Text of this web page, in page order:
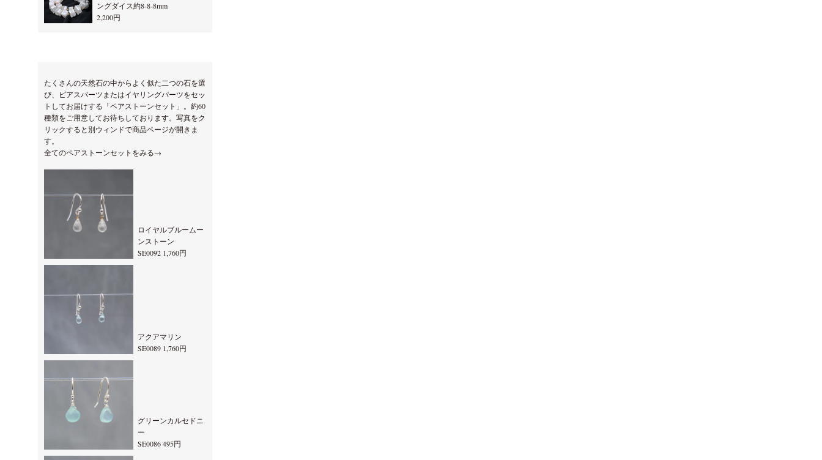
ングダイス約8-8-8mm
2,200円
たくさんの天然石の中からよく似た二つの石を選
び、ピアスパーツまたはイヤリングパーツをセッ
トしてお届けする「ペアストーンセット」。約60
種類をご用意してお待ちしております。写真をク
リックすると別ウィンドで商品ページが開きま
す。
全てのペアストーンセットをみる→
ロイヤルブルームー
ンストーン
SE0092 1,760円
アクアマリン
SE0089 1,760円
グリーンカルセドニ
ー
SE0086 495円